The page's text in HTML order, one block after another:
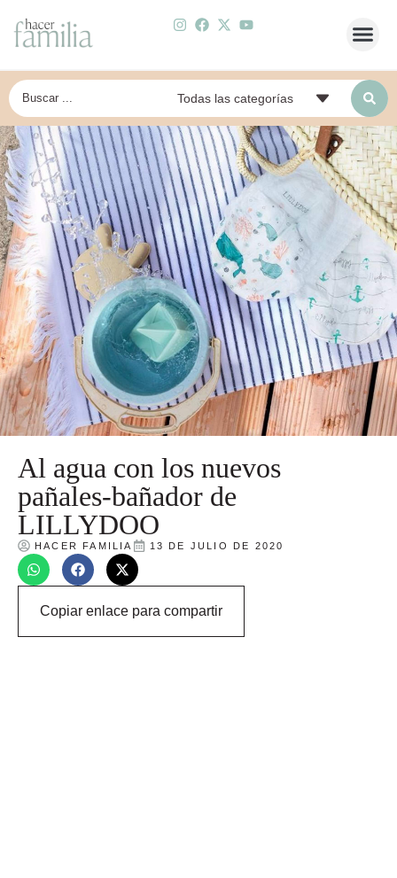
Al agua con los nuevos
pañales-bañador de
LILLYDOO
HACER FAMILIA 13 DE JULIO DE 2020
Copiar enlace para compartir